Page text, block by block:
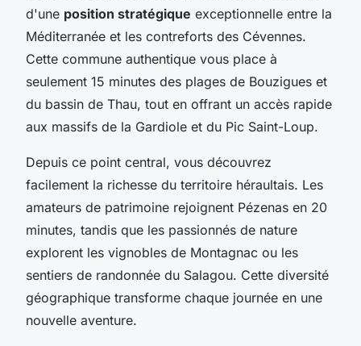
d'une position stratégique exceptionnelle entre la
Méditerranée et les contreforts des Cévennes.
Cette commune authentique vous place à
seulement 15 minutes des plages de Bouzigues et
du bassin de Thau, tout en offrant un accès rapide
aux massifs de la Gardiole et du Pic Saint-Loup.
Depuis ce point central, vous découvrez
facilement la richesse du territoire héraultais. Les
amateurs de patrimoine rejoignent Pézenas en 20
minutes, tandis que les passionnés de nature
explorent les vignobles de Montagnac ou les
sentiers de randonnée du Salagou. Cette diversité
géographique transforme chaque journée en une
nouvelle aventure.